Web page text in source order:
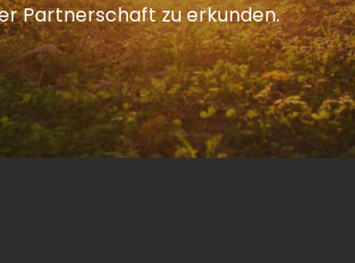
Partnerschaft zu erkunden.